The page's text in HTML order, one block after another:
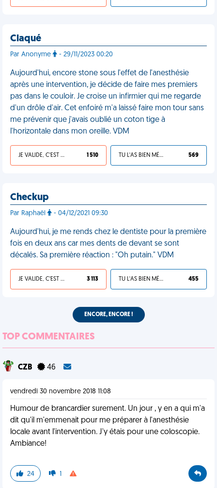
Claqué
Par Anonyme - 29/11/2023 00:20
Aujourd'hui, encore stone sous l'effet de l'anesthésie
après une intervention, je décide de faire mes premiers
pas dans le couloir. Je croise un infirmier qui me regarde
d'un drôle d'air. Cet enfoiré m'a laissé faire mon tour sans
me prévenir que j'avais oublié un coton tige à
l'horizontale dans mon oreille. VDM
JE VALIDE, C'EST UNE VDM 1 510 TU L'AS BIEN MÉRITÉ 569
Checkup
Par Raphaël - 04/12/2021 09:30
Aujourd'hui, je me rends chez le dentiste pour la première
fois en deux ans car mes dents de devant se sont
décalés. Sa première réaction : "Oh putain." VDM
JE VALIDE, C'EST UNE VDM 3 113 TU L'AS BIEN MÉRITÉ 455
ENCORE, ENCORE !
TOP COMMENTAIRES
CZB 46
vendredi 30 novembre 2018 11:08
Humour de brancardier surement. Un jour , y en a qui m'a
dit qu'il m'emmenait pour me préparer à l'anesthésie
locale avant l'intervention. J'y étais pour une coloscopie.
Ambiance!
24 1